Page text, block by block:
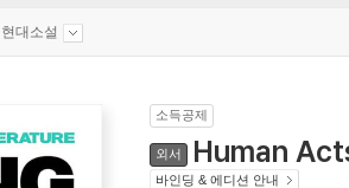
현대소설
소득공제
외서 Human Acts
바인딩 & 에디션 안내